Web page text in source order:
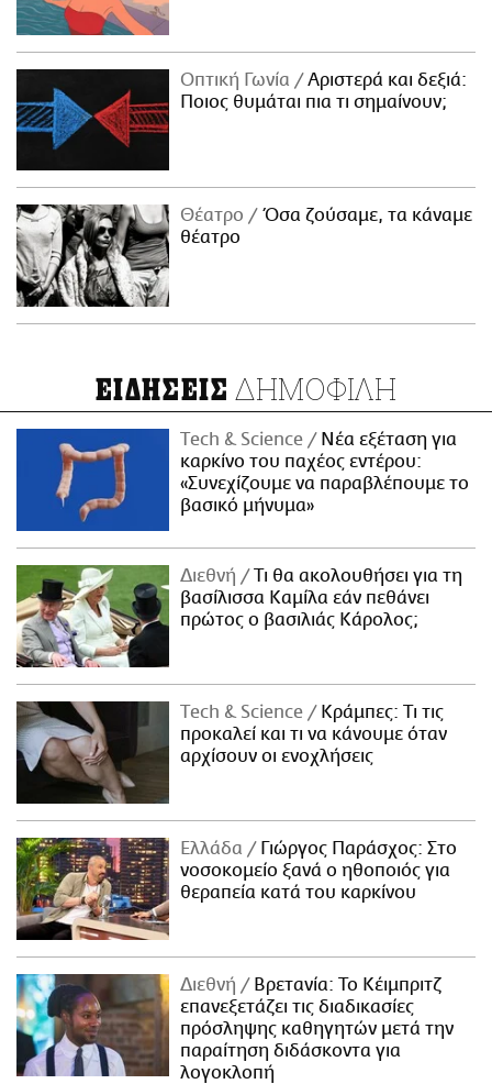
Οπτική Γωνία
Αριστερά και δεξιά:
Ποιος θυμάται πια τι σημαίνουν;
Θέατρο
Όσα ζούσαμε, τα κάναμε
θέατρο
ΕΙΔΗΣΕΙΣ ΔΗΜΟΦΙΛΗ
Τech & Science
Νέα εξέταση για
καρκίνο του παχέος εντέρου:
«Συνεχίζουμε να παραβλέπουμε το
βασικό μήνυμα»
Διεθνή
Τι θα ακολουθήσει για τη
βασίλισσα Καμίλα εάν πεθάνει
πρώτος ο βασιλιάς Κάρολος;
Τech & Science
Κράμπες: Τι τις
προκαλεί και τι να κάνουμε όταν
αρχίσουν οι ενοχλήσεις
Ελλάδα
Γιώργος Παράσχος: Στο
νοσοκομείο ξανά ο ηθοποιός για
θεραπεία κατά του καρκίνου
Διεθνή
Βρετανία: Το Κέιμπριτζ
επανεξετάζει τις διαδικασίες
πρόσληψης καθηγητών μετά την
παραίτηση διδάσκοντα για
λογοκλοπή